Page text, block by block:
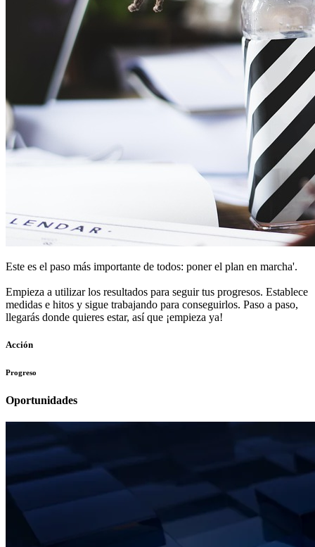
Este es el paso más importante de todos: poner el plan en marcha'.
Empieza a utilizar los resultados para seguir tus progresos. Establece
medidas e hitos y sigue trabajando para conseguirlos. Paso a paso,
llegarás donde quieres estar, así que ¡empieza ya!
Acción
Progreso
Oportunidades